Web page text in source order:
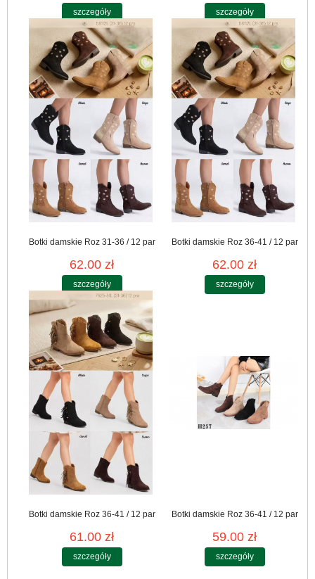
szczegóły szczegóły
Botki damskie Roz 31-36 / 12 par
62.00 zł
szczegóły
Botki damskie Roz 36-41 / 12 par
62.00 zł
szczegóły
Botki damskie Roz 36-41 / 12 par
61.00 zł
szczegóły
Botki damskie Roz 36-41 / 12 par
59.00 zł
szczegóły